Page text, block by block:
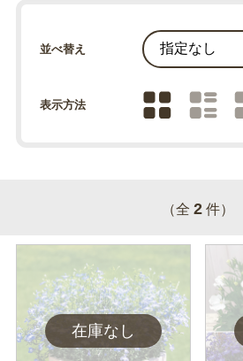
並べ替え
表示方法
（全 2 件）